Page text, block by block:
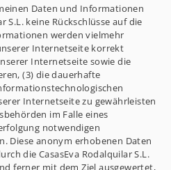
Daten und Informationen
S.L. keine Rückschlüsse auf die
werden vielmehr
Internetseite korrekt
Internetseite sowie die
(3) die dauerhafte
Internetseite zu gewährleisten
im Falle eines
notwendigen
Diese anonym erhobenen Daten
die CasasEva Rodalquilar S.L.
ferner mit dem Ziel ausgewertet,